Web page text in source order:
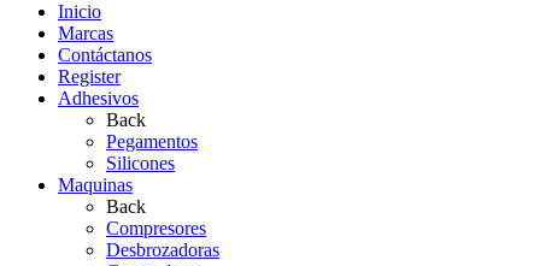
Inicio
Marcas
Contáctanos
Register
Adhesivos
Back
Pegamentos
Silicones
Maquinas
Back
Compresores
Desbrozadoras